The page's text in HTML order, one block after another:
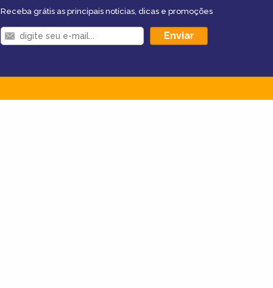
Receba grátis as principais notícias, dicas e promoções